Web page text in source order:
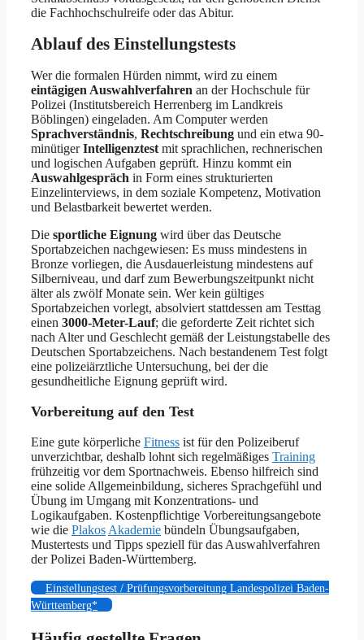
die Fachhochschulreife oder das Abitur.
Ablauf des Einstellungstests
Wer die formalen Hürden nimmt, wird zu einem
eintägigen Auswahlverfahren an der Hochschule für
Polizei (Institutsbereich Herrenberg im Landkreis
Böblingen) eingeladen. Am Computer werden
Sprachverständnis, Rechtschreibung und ein etwa 90-
minütigerIntelligenztestmit sprachlichen, rechnerischen
und logischen Aufgaben geprüft. Hinzu kommt ein
Auswahlgespräch in Form eines strukturierten
Einzelinterviews, in dem soziale Kompetenz, Motivation
und Belastbarkeit bewertet werden.
Die sportliche Eignung wird über das Deutsche
Sportabzeichen nachgewiesen: Es muss mindestens in
Bronze vorliegen, die Ausdauerleistung mindestens auf
Silberniveau, und darf zum Bewerbungszeitpunkt nicht
älter als zwölf Monate sein. Wer kein gültiges
Sportabzeichen vorlegt, absolviert stattdessen am Testtag
einen 3000-Meter-Lauf; die geforderte Zeit richtet sich
nach Alter und Geschlecht gemäß der Leistungstabelle des
Deutschen Sportabzeichens. Nach bestandenem Test folgt
eine polizeiärztliche Untersuchung, bei der die
gesundheitliche Eignung geprüft wird.
Vorbereitung auf den Test
Eine gute körperliche Fitness ist für den Polizeiberuf
unverzichtbar, deshalb lohnt sich regelmäßiges Training
frühzeitig vor dem Sportnachweis. Ebenso hilfreich sind
eine solide Allgemeinbildung, sicheres Sprachgefühl und
Übung im Umgang mit Konzentrations- und
Logikaufgaben. Kostenpflichtige Vorbereitungsangebote
wie die PlakosAkademie bündeln Übungsaufgaben,
Mustertests und Tipps speziell für das Auswahlverfahren
der Polizei Baden-Württemberg.
Einstellungstest / Prüfungsvorbereitung Landespolizei Baden-
Württemberg*